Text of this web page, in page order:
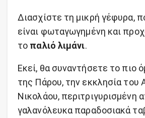
Διασχίστε τη μικρή γέφυρα,
είναι φωταγωγημένη και
το παλιό λιμάνι.
Εκεί, θα συναντήσετε το πιο
της Πάρου, την εκκλησία του
Νικολάου, περιτριγυρισμένη
γαλανόλευκα παραδοσιακά